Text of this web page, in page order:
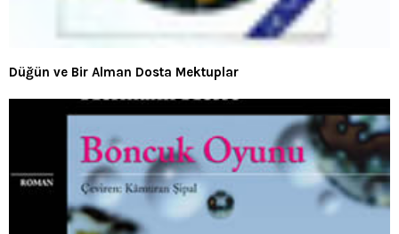
Düğün ve Bir Alman Dosta Mektuplar